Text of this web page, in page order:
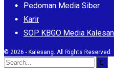
Pedoman Media Siber
Karir
SOP KBGO Media
© 2026 - Kalesang. All Rights Reserved.